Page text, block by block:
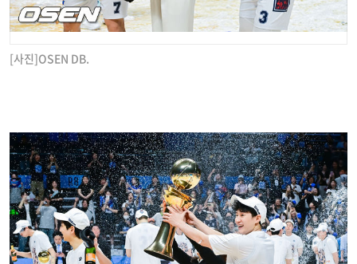
[사진]OSEN DB.